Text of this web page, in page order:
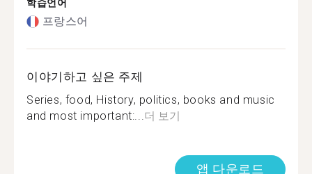
학습언어
프랑스어
이야기하고 싶은 주제
Series, food, History, politics, books and music
and most important:...더 보기
앱 다운로드